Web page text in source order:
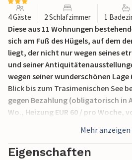
4 Gäste 2 Schlafzimmer 1
Diese aus 11 Wohnungen
sich am Fuß des Hügels, auf dem
liegt, der nicht nur wegen seines
und seiner
wegen seiner wunderschönen
Blick bis zum Trasimenischen See
gegen Bezahlung (obligatorisch in
Wo., Heizung EUR 60 / pro Woche,
Mehr anzeigen
Eigenschaften